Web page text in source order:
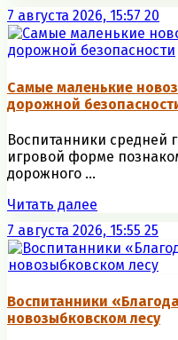
7 августа 2026, 15:57 20
Самые маленькие
дорожной
Воспитанники средней
игровой форме
дорожного ...
Читать далее
7 августа 2026, 15:55 25
Воспитанники
новозыбковском лесу